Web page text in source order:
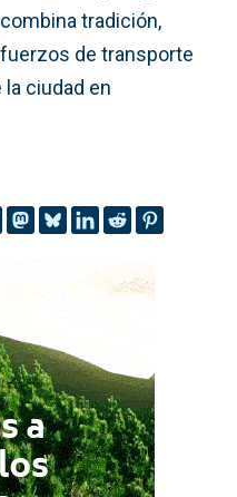
tradición,
de transporte
la ciudad en